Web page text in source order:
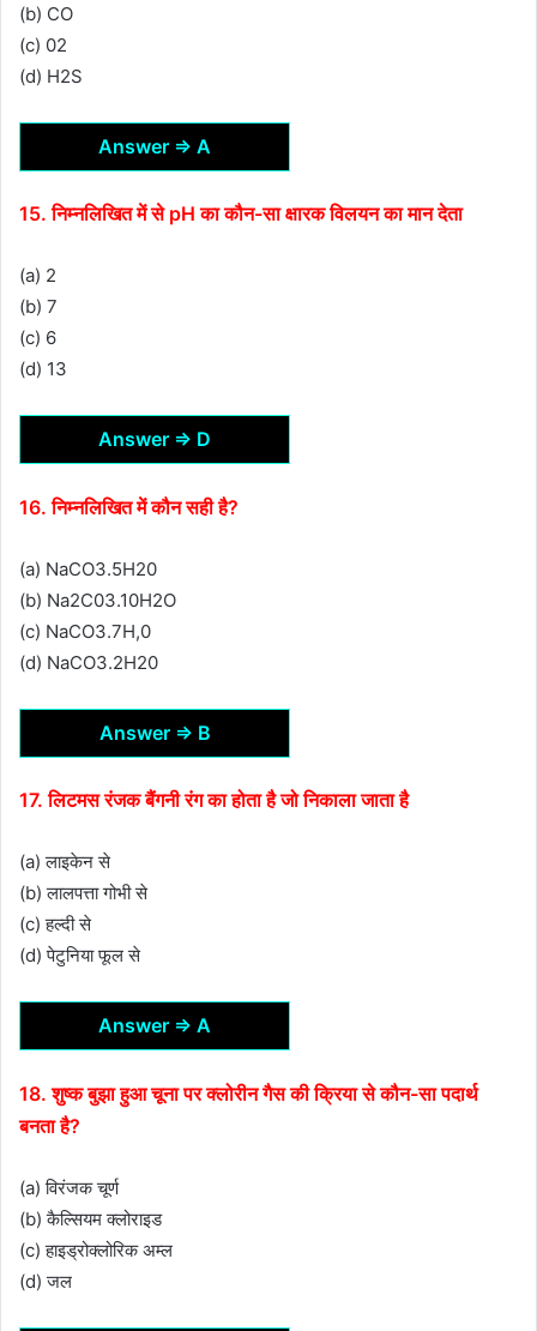
(b) CO
(c) 02
(d) H2S
Answer ⇒ A
15. निम्नलिखित में से pH का कौन-सा क्षारक विलयन का मान देता
(a) 2
(b) 7
(c) 6
(d) 13
Answer ⇒ D
16. निम्नलिखित में कौन सही है?
(a) NaCO3.5H20
(b) Na2C03.10H2O
(c) NaCO3.7H,0
(d) NaCO3.2H20
Answer ⇒ B
17. लिटमस रंजक बैंगनी रंग का होता है जो निकाला जाता है
(a) लाइकेन से
(b) लालपत्ता गोभी से
(c) हल्दी से
(d) पेटुनिया फूल से
Answer ⇒ A
18. शुष्क बुझा हुआ चूना पर क्लोरीन गैस की क्रिया से कौन-सा पदार्थ
बनता है?
(a) विरंजक चूर्ण
(b) कैल्सियम क्लोराइड
(c) हाइड्रोक्लोरिक अम्ल
(d) जल